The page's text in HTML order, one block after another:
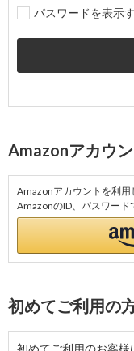
パスワードを表示
Amazonアカウ
Amazonアカウントを利用
AmazonのID、パスワード
初めてご利用の
初めてご利用のお客様